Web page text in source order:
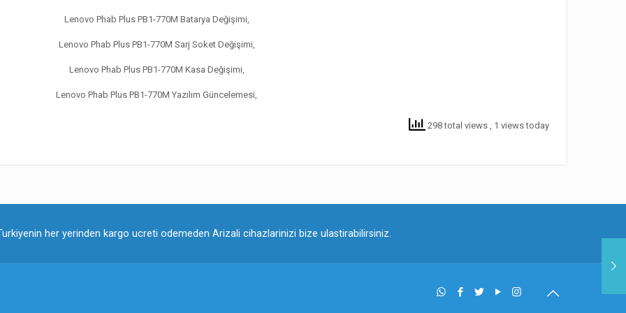
Lenovo Phab Plus PB1-770M Batarya Değişimi,
Lenovo Phab Plus PB1-770M Sarj Soket Değişimi,
Lenovo Phab Plus PB1-770M Kasa Değişimi,
Lenovo Phab Plus PB1-770M Yazılım Güncelemesi,
298 total views , 1 views today
her yerinden kargo ucreti odemeden Arizali cihazlarinizi bize ulastirabilirsiniz.